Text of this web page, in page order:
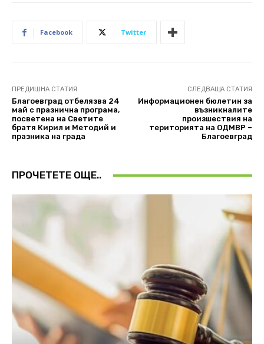
Facebook Twitter
ПРЕДИШНА СТАТИЯ
Благоевград отбелязва 24
май с празнична програма,
посветена на Светите
братя Кирил и Методий и
празника на града
СЛЕДВАЩА СТАТИЯ
Информационен бюлетин за
възникналите
произшествия на
територията на ОДМВР –
Благоевград
ПРОЧЕТЕТЕ ОЩЕ..